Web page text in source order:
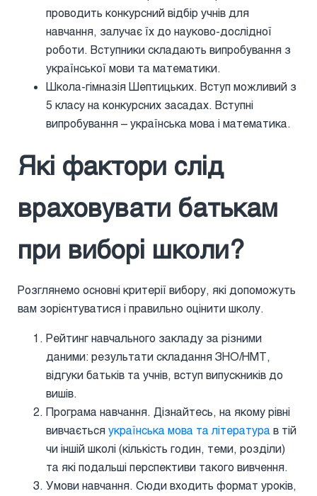
проводить конкурсний відбір учнів для
навчання, залучає їх до науково-дослідної
роботи. Вступники складають випробування з
української мови та математики.
Школа-гімназія Шептицьких. Вступ можливий з
5 класу на конкурсних засадах. Вступні
випробування – українська мова і математика.
Які фактори слід
враховувати батькам
при виборі школи?
Розглянемо основні критерії вибору, які допоможуть
вам зорієнтуватися і правильно оцінити школу.
Рейтинг навчального закладу за різними
даними: результати складання ЗНО/НМТ,
відгуки батьків та учнів, вступ випускників до
вишів.
Програма навчання. Дізнайтесь, на якому рівні
вивчається українська мова та література в тій
чи іншій школі (кількість годин, теми, розділи)
та які подальші перспективи такого вивчення.
Умови навчання. Сюди входить формат уроків,